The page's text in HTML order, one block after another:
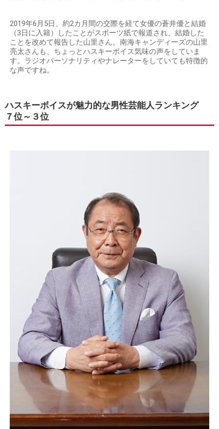
2019年6月5日、約2カ月間の交際を経て女優の蒼井優と結婚
（3日に入籍）したことがスポーツ紙で報道され、結婚した
ことを改めて報告した山里さん。南海キャンディーズの山里
亮太さんも、ちょっとハスキーボイス気味の声をしていま
す。ラジオパーソナリティやナレーターをしていても特徴的
な声ですね。
ハスキーボイスが魅力的な男性芸能人ランキング
７位～３位